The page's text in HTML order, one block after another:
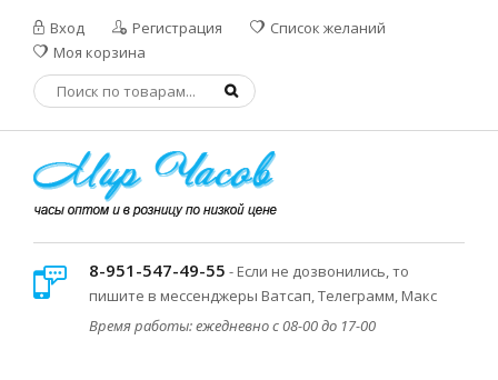
Вход Регистрация
Список желаний
Моя корзина
8-951-547-49-55 - Если не дозвонились, то
пишите в мессенджеры Ватсап, Телеграмм, Макс
Время работы: ежедневно с 08-00 до 17-00